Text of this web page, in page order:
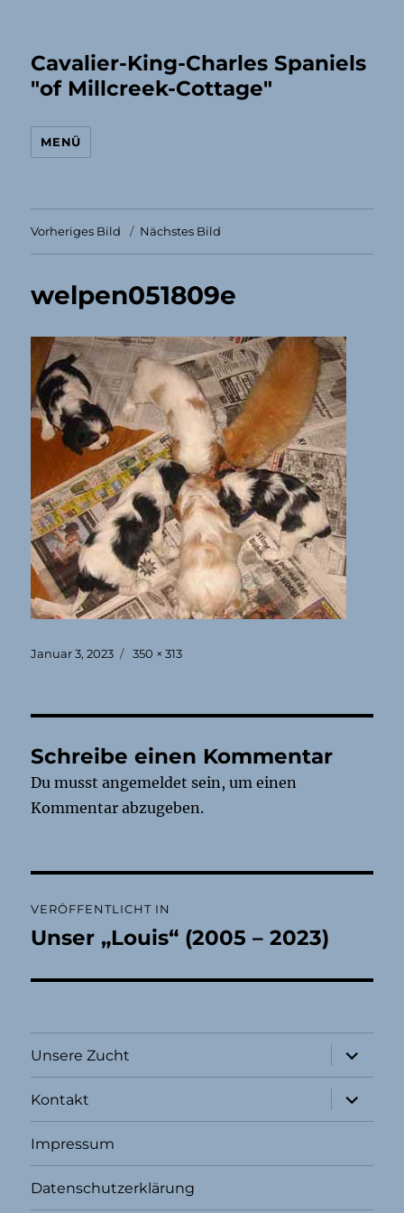
Cavalier-King-Charles Spaniels
"of Millcreek-Cottage"
MENÜ
Vorheriges Bild Nächstes Bild
welpen051809e
Veröffentlicht
Januar 3, 2023 Originalgröße
350 × 313
Schreibe einen Kommentar
Du musstangemeldet sein, um einen
Kommentar abzugeben.
VERÖFFENTLICHT IN
Unser „Louis“ (2005 – 2023)
Unsere Zucht
öffnen
Kontakt
öffnen
Impressum
Datenschutzerklärung